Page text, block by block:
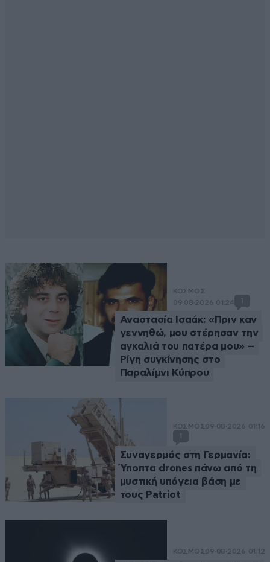
ΚΟΣΜΟΣ
09·08·2026 01:24
1
Αναστασία Ισαάκ: «Πριν καν
γεννηθώ, μου στέρησαν την
αγκαλιά του πατέρα μου» –
Ρίγη συγκίνησης στο
Παραλίμνι Κύπρου
ΚΟΣΜΟΣ09·08·2026 01:16
1
Συναγερμός στη Γερμανία:
Ύποπτα drones πάνω από τη
μυστική υπόγεια βάση με
τους Patriot
ΚΟΣΜΟΣ09·08·2026 01:12